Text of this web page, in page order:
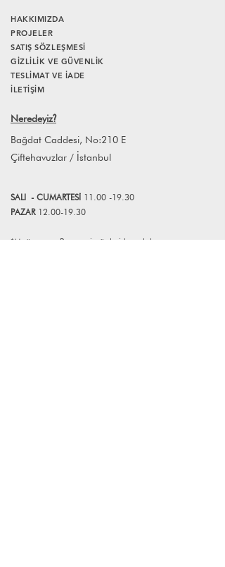
HAKKIMIZDA
PROJELER
SATIŞ SÖZLEŞMESİ
GİZLİLİK VE GÜVENLİK
TESLİMAT VE İADE
İLETİŞİM
Neredeyiz?
Bağdat Caddesi, No:210 E
Çiftehavuzlar / İstanbul
SALI - CUMARTESİ 11.00 -19.30
PAZAR 12.00-19.30
*Mağazamız Pazartesi günleri kapalıdır.